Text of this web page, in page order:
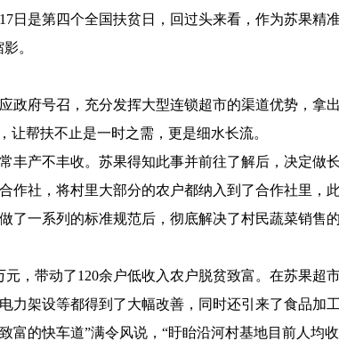
日是第四个全国扶贫日，回过头来看，作为苏果精
。
政府号召，充分发挥大型连锁超市的渠道优势，拿
帮扶不止是一时之需，更是细水长流。
丰产不丰收。苏果得知此事并前往了解后，决定做
作社，将村里大部分的农户都纳入到了合作社里，
了一系列的标准规范后，彻底解决了村民蔬菜销售
，带动了120余户低收入农户脱贫致富。在苏果超
力架设等都得到了大幅改善，同时还引来了食品加
的快车道”满令风说，“盱眙沿河村基地目前人均